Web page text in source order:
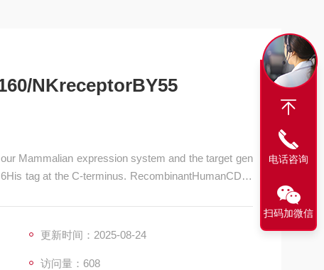
NKreceptorBY55
Mammalian expression system and the target gen
tag at the C-terminus. RecombinantHumanCD16
更新时间：2025-08-24
访问量：608
电话咨询
扫码加微信